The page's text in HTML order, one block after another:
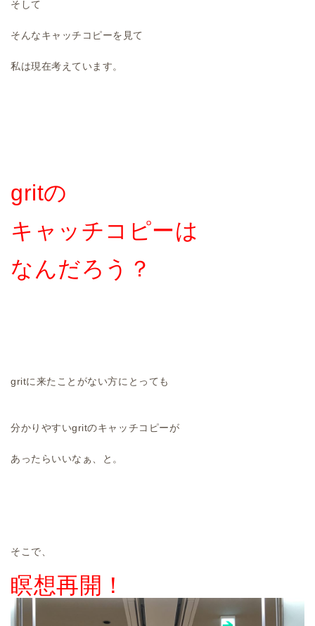
そして
そんなキャッチコピーを見て
私は現在考えています。
gritの
キャッチコピーは
なんだろう？
gritに来たことがない方にとっても
分かりやすいgritのキャッチコピーが
あったらいいなぁ、と。
そこで、
瞑想再開！